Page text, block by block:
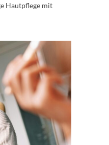
Hautpflege mit